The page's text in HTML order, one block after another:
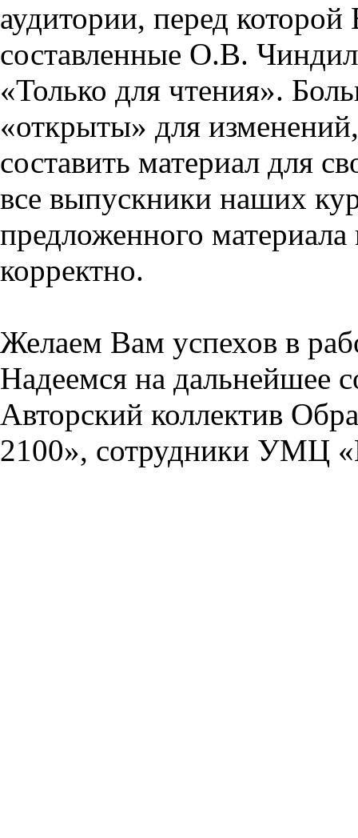
аудитории, перед
составленные О.В.
«Только для чтения».
«открыты» для
составить материал для
все выпускники наших
предложенного
корректно.
Желаем Вам успехов в
Надеемся на дальнейшее
Авторский коллектив
2100», сотрудники УМЦ